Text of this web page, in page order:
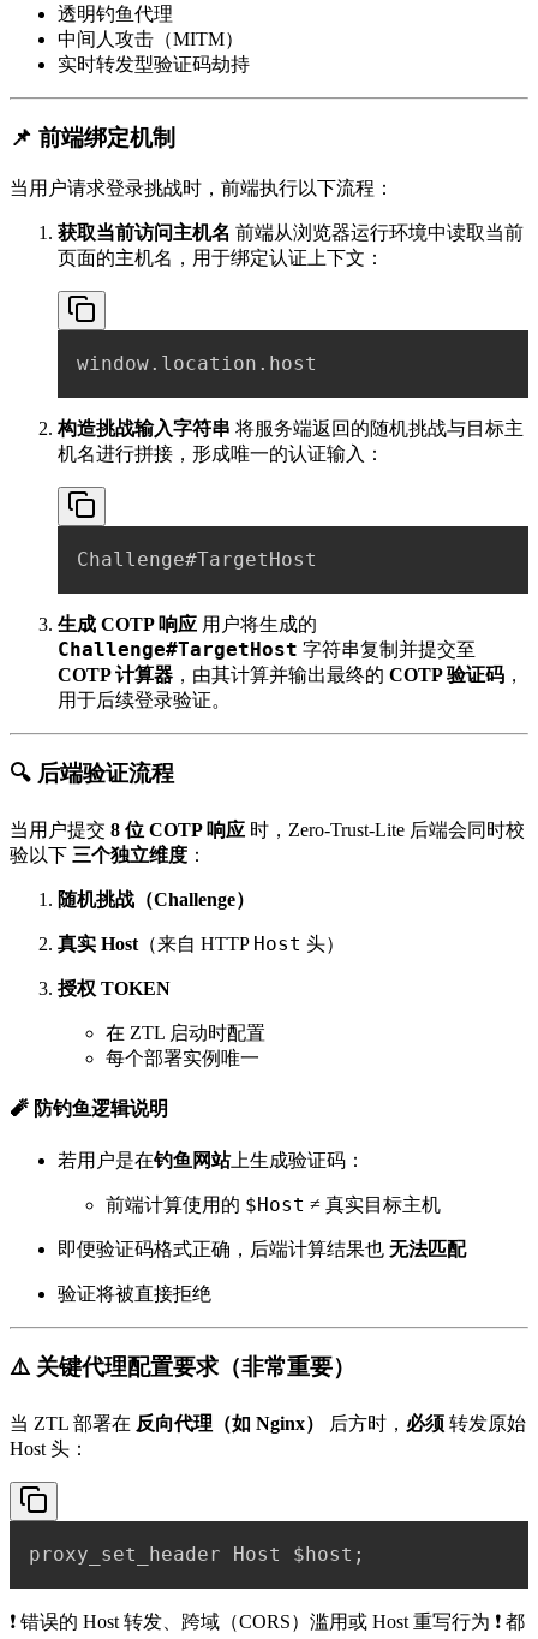
透明钓鱼代理
中间人攻击（MITM）
实时转发型验证码劫持
📌 前端绑定机制
当用户请求登录挑战时，前端执行以下流程：
获取当前访问主机名 前端从浏览器运行环境中读取当前
页面的主机名，用于绑定认证上下文：
window. location .
构造挑战输入字符串 将服务端返回的随机挑战与目标主
机名进行拼接，形成唯一的认证输入：
生成 COTP 响应 用户将生成的
Challenge#TargetHost 字符串复制并提交至
COTP 计算器 ，由其计算并输出最终的 COTP 验证码 ，
用于后续登录验证。
🔍 后端验证流程
当用户提交 8 位 COTP 响应 时，Zero-Trust-Lite 后端会同时校
验以下 三个独立维度 ：
随机挑战（Challenge）
真实 Host （来自 HTTP Host 头）
授权 TOKEN
在 ZTL 启动时配置
每个部署实例唯一
🧨 防钓鱼逻辑说明
若用户是在钓鱼网站上生成验证码：
前端计算使用的 $Host ≠ 真实目标主机
即便验证码格式正确，后端计算结果也 无法匹配
验证将被直接拒绝
⚠️ 关键代理配置要求（非常重要）
当 ZTL 部署在 反向代理（如 Nginx） 后方时， 必须 转发原始
Host 头：
❗ 错误的 Host 转发、跨域（CORS）滥用或 Host 重写行为 ❗ 都